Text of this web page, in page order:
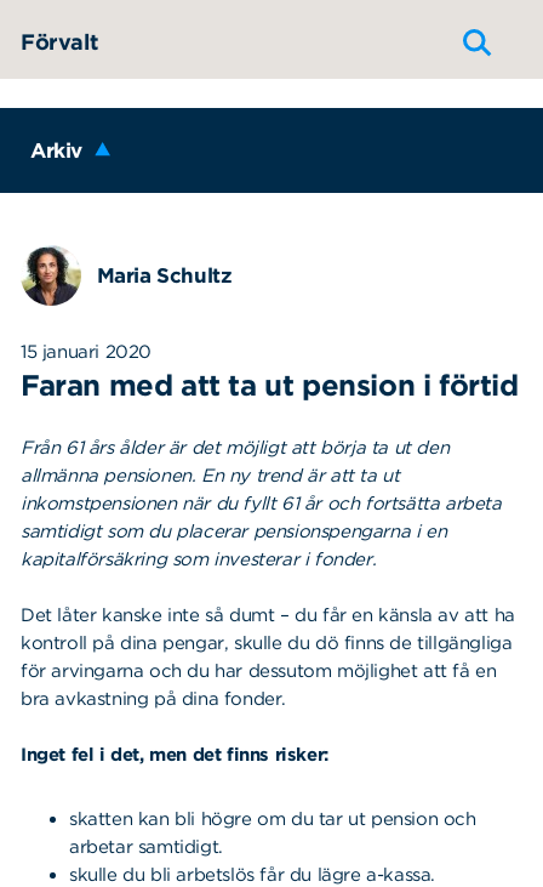
Förvalt
Arkiv
Maria Schultz
15 januari 2020
Faran med att ta ut pension i förtid
Från 61 års ålder är det möjligt att börja ta ut den
allmänna pensionen. En ny trend är att ta ut
inkomstpensionen när du fyllt 61 år och fortsätta arbeta
samtidigt som du placerar pensionspengarna i en
kapitalförsäkring som investerar i fonder.
Det låter kanske inte så dumt – du får en känsla av att ha
kontroll på dina pengar, skulle du dö finns de tillgängliga
för arvingarna och du har dessutom möjlighet att få en
bra avkastning på dina fonder.
Inget fel i det, men det finns risker:
skatten kan bli högre om du tar ut pension och
arbetar samtidigt.
skulle du bli arbetslös får du lägre a-kassa.